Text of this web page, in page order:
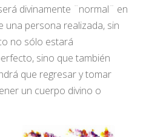
divinamente ¨normal¨ en
una persona realizada, sin
no sólo estará
sino que también
que regresar y tomar
un cuerpo divino o